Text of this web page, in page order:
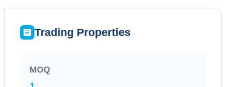
Trading Properties
MOQ